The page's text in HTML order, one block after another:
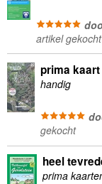
artikel gekocht
prima
handig
gekocht
heel
prima